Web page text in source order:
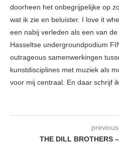
doorheen het onbegrijpelijke op
wat ik zie en beluister. I love it
een nabij verleden als een van
Hasseltse undergroundpodium
outrageous samenwerkingen
kunstdisciplines met muziek als
voor mij centraal. En daar schrijf
THE DILL BROTHERS